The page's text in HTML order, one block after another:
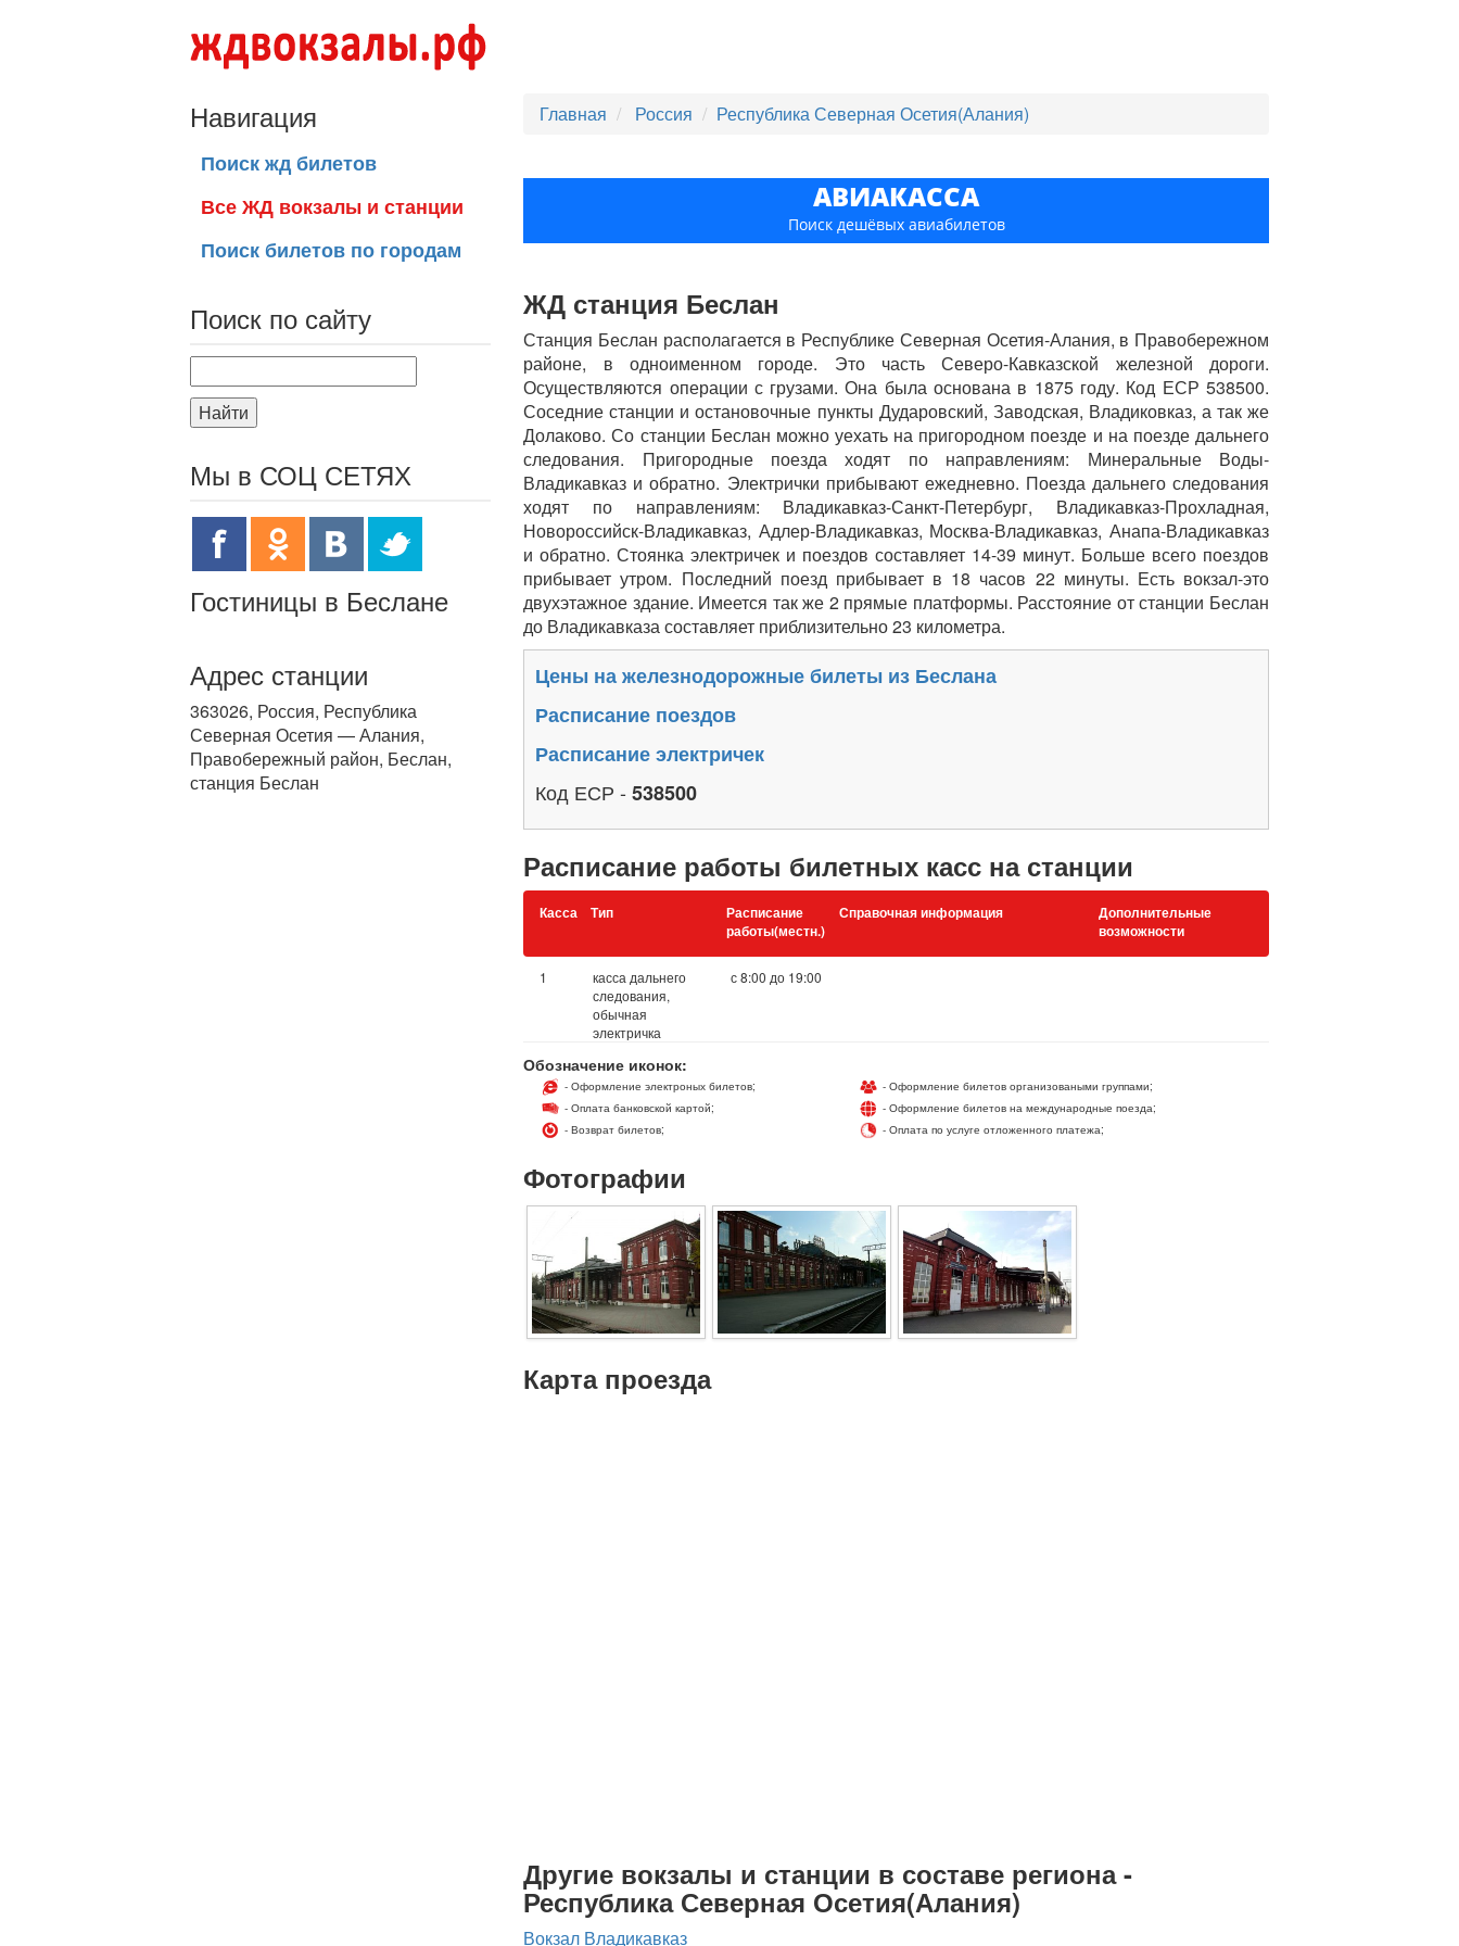
Главная Россия Республика Северная Осетия(Алания)
АВИАКАССА
Поиск дешёвых авиабилетов
ЖД станция Беслан
Станция Беслан располагается в Республике Северная Осетия-Алания, в Правобережном
районе, в одноименном городе. Это часть Северо-Кавказской железной дороги.
Осуществляются операции с грузами. Она была основана в 1875 году. Код ЕСР 538500.
Соседние станции и остановочные пункты Дударовский, Заводская, Владиковказ, а так же
Долаково. Со станции Беслан можно уехать на пригородном поезде и на поезде дальнего
следования. Пригородные поезда ходят по направлениям: Минеральные Воды-
Владикавказ и обратно. Электрички прибывают ежедневно. Поезда дальнего следования
ходят по направлениям: Владикавказ-Санкт-Петербург, Владикавказ-Прохладная,
Новороссийск-Владикавказ, Адлер-Владикавказ, Москва-Владикавказ, Анапа-Владикавказ
и обратно. Стоянка электричек и поездов составляет 14-39 минут. Больше всего поездов
прибывает утром. Последний поезд прибывает в 18 часов 22 минуты. Есть вокзал-это
двухэтажное здание. Имеется так же 2 прямые платформы. Расстояние от станции Беслан
до Владикавказа составляет приблизительно 23 километра.
Цены на железнодорожные билеты из Беслана
Расписание поездов
Расписание электричек
Код ЕСР -538500
Расписание работы билетных касс на станции
Касса Тип
Расписание
работы(местн.)
Справочная информация
Дополнительные
возможности
1
касса дальнего
следования,
обычная
электричка
с 8:00 до 19:00
Обозначение иконок:
- Оформление электроных билетов;
- Оплата банковской картой;
- Возврат билетов;
- Оформление билетов организоваными группами;
- Оформление билетов на международные поезда;
- Оплата по услуге отложенного платежа;
Фотографии
Карта проезда
Другие вокзалы и станции в составе региона -
Республика Северная Осетия(Алания)
Вокзал Владикавказ
Навигация
Поиск жд билетов
Все ЖД вокзалы и станции
Поиск билетов по городам
Поиск по сайту
Найти
Мы в СОЦ СЕТЯХ
Гостиницы в Беслане
Адрес станции
363026, Россия, Республика
Северная Осетия — Алания,
Правобережный район, Беслан,
станция Беслан